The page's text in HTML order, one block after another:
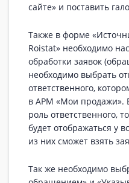
сайте» и поставить
Также в форме
Roistat» необходимо
обработки заявок
необходимо выбрать
ответственного,
в АРМ «Мои продажи».
роль ответственного,
будет отображаться у
из них сможет взять
Так же необходимо